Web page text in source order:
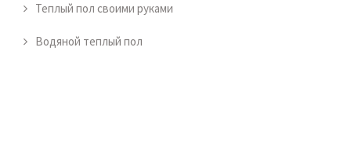
Теплый пол своими руками
Водяной теплый пол